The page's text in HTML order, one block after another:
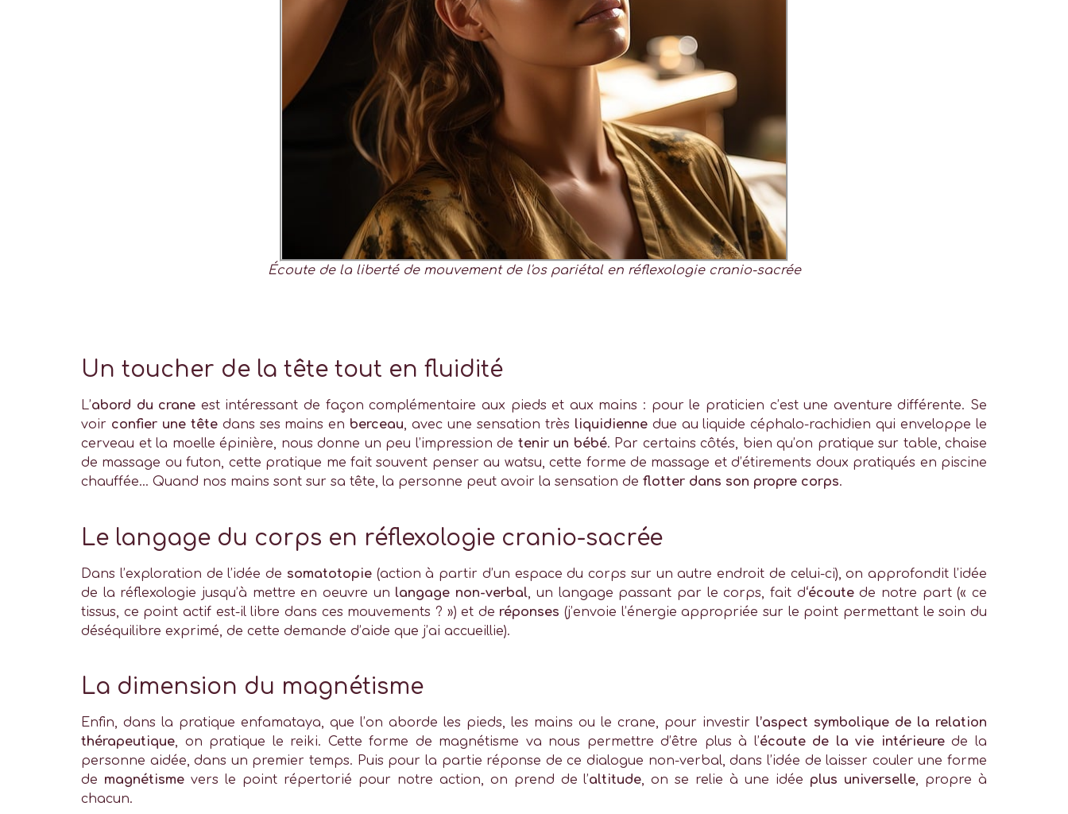
Écoute de la liberté de mouvement de l'os pariétal en réflexologie cranio-sacrée
Un toucher de la tête tout en fluidité
L’abord du crane est intéressant de façon complémentaire aux pieds et aux mains : pour le praticien c’est une aventure différente. Se
voir confier une têtedans ses mains en berceau, avec une sensation très liquidiennedue au liquide céphalo-rachidien qui enveloppe le
cerveau et la moelle épinière, nous donne un peu l’impression de tenir un bébé. Par certains côtés, bien qu’on pratique sur table, chaise
de massage ou futon, cette pratique me fait souvent penser au watsu, cette forme de massage et d’étirements doux pratiqués en piscine
chauffée… Quand nos mains sont sur sa tête, la personne peut avoir la sensation de flotter dans son propre corps.
Le langage du corps en réflexologie cranio-sacrée
Dans l’exploration de l’idée de somatotopie(action à partir d’un espace du corps sur un autre endroit de celui-ci), on approfondit l’idée
de la réflexologie jusqu’à mettre en oeuvre un langage non-verbal, un langage passant par le corps, fait d‘écoutede notre part (« ce
tissus, ce point actif est-il libre dans ces mouvements ? ») et de réponses (j’envoie l’énergie appropriée sur le point permettant le soin du
déséquilibre exprimé, de cette demande d’aide que j’ai accueillie).
La dimension du magnétisme
Enfin, dans la pratique enfamataya, que l’on aborde les pieds, les mains ou le crane, pour investir l’aspect symbolique de la relation
thérapeutique, on pratique le reiki. Cette forme de magnétisme va nous permettre d’être plus à l’écoute de la vie intérieurede la
personne aidée, dans un premier temps. Puis pour la partie réponse de ce dialogue non-verbal, dans l’idée de laisser couler une forme
de magnétismevers le point répertorié pour notre action, on prend de l’altitude, on se relie à une idée plus universelle, propre à
chacun.